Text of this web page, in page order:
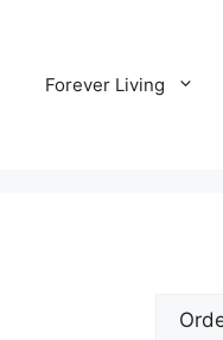
Forever Living